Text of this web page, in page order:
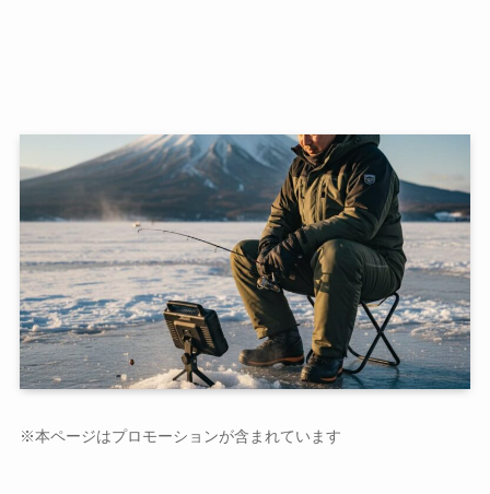
※本ページはプロモーションが含まれています